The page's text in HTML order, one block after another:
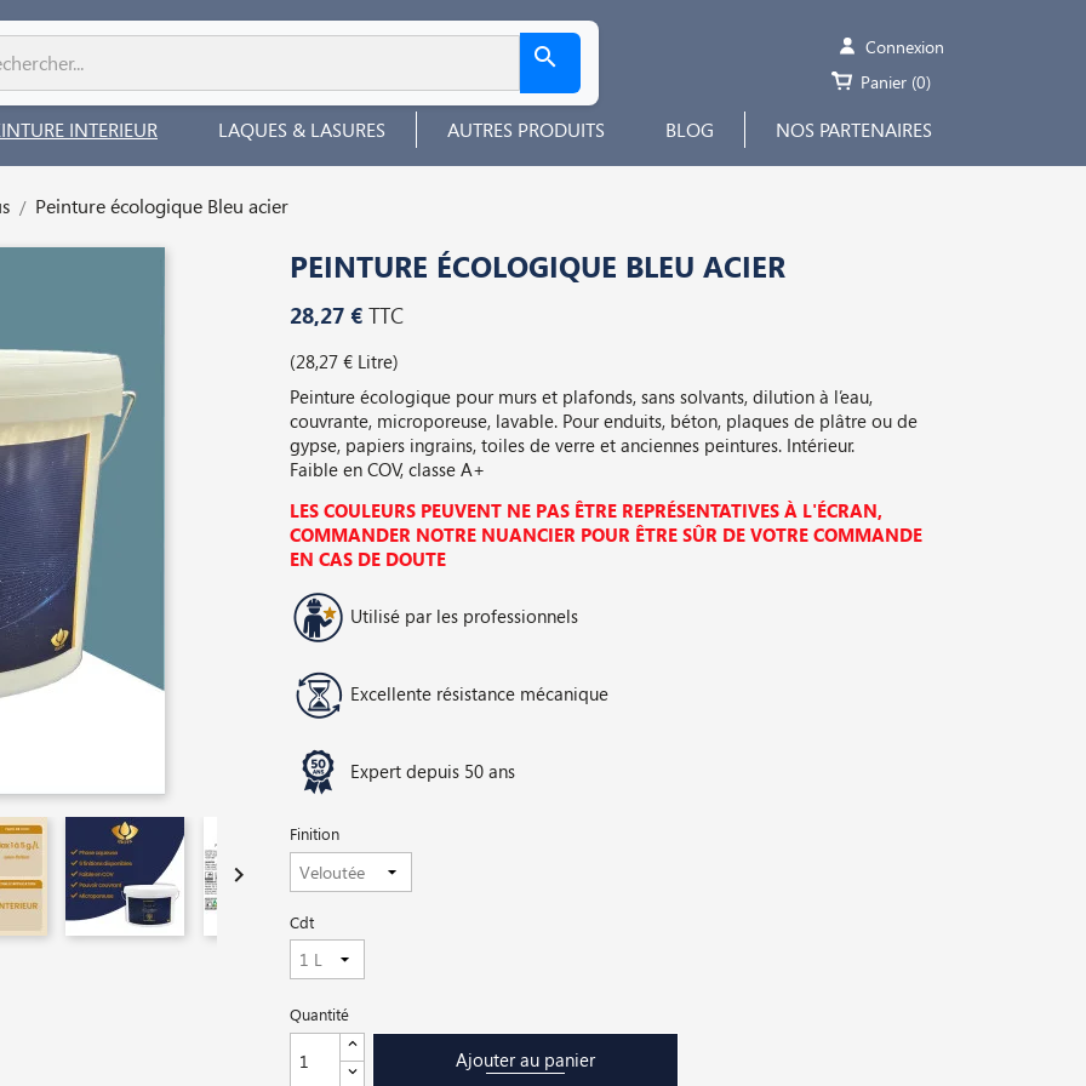

Connexion
Panier (0)
INTERIEUR LAQUES & LASURES AUTRES PRODUITS BLOG NOS PARTENAIRES
Peinture écologique Bleu acier

PEINTURE ÉCOLOGIQUE BLEU ACIER
28,27 € TTC
(28,27 € Litre)
Peinture écologique pour murs et plafonds, sans solvants, dilution à l’eau,
couvrante, microporeuse, lavable. Pour enduits, béton, plaques de plâtre ou de
gypse, papiers ingrains, toiles de verre et anciennes peintures. Intérieur.
Faible en COV, classe A+
LES COULEURS PEUVENT NE PAS ÊTRE REPRÉSENTATIVES À L'ÉCRAN,
COMMANDER NOTRE NUANCIER POUR ÊTRE SÛR DE VOTRE COMMANDE
EN CAS DE DOUTE
Utilisé par les professionnels
Excellente résistance mécanique
Expert depuis 50 ans
Finition
Cdt
Quantité
Ajouter au panier